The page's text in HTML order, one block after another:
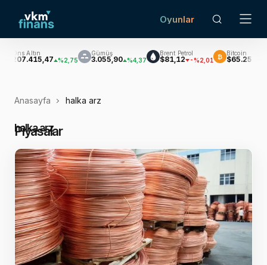
Oyunlar
Gümüş
3.055,90 %4,37
Brent Petrol
$81,12 -%2,01 ₿
Bitcoin
$65.252,50 %1,23 €$
EUR/USD
$1,15741
Anasayfa halka arz
halka arz
Piyasalar